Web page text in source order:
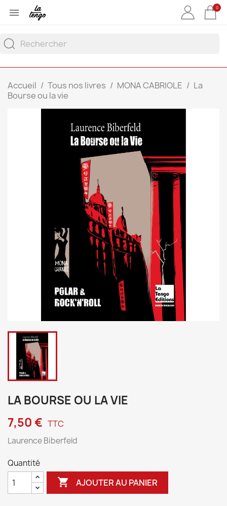
 0
Accueil Tous nos livres MONA CABRIOLE
La
Bourse ou la vie
LA BOURSE OU LA VIE
7,50 € TTC
Laurence Biberfeld
Quantité
 AJOUTER AU PANIER